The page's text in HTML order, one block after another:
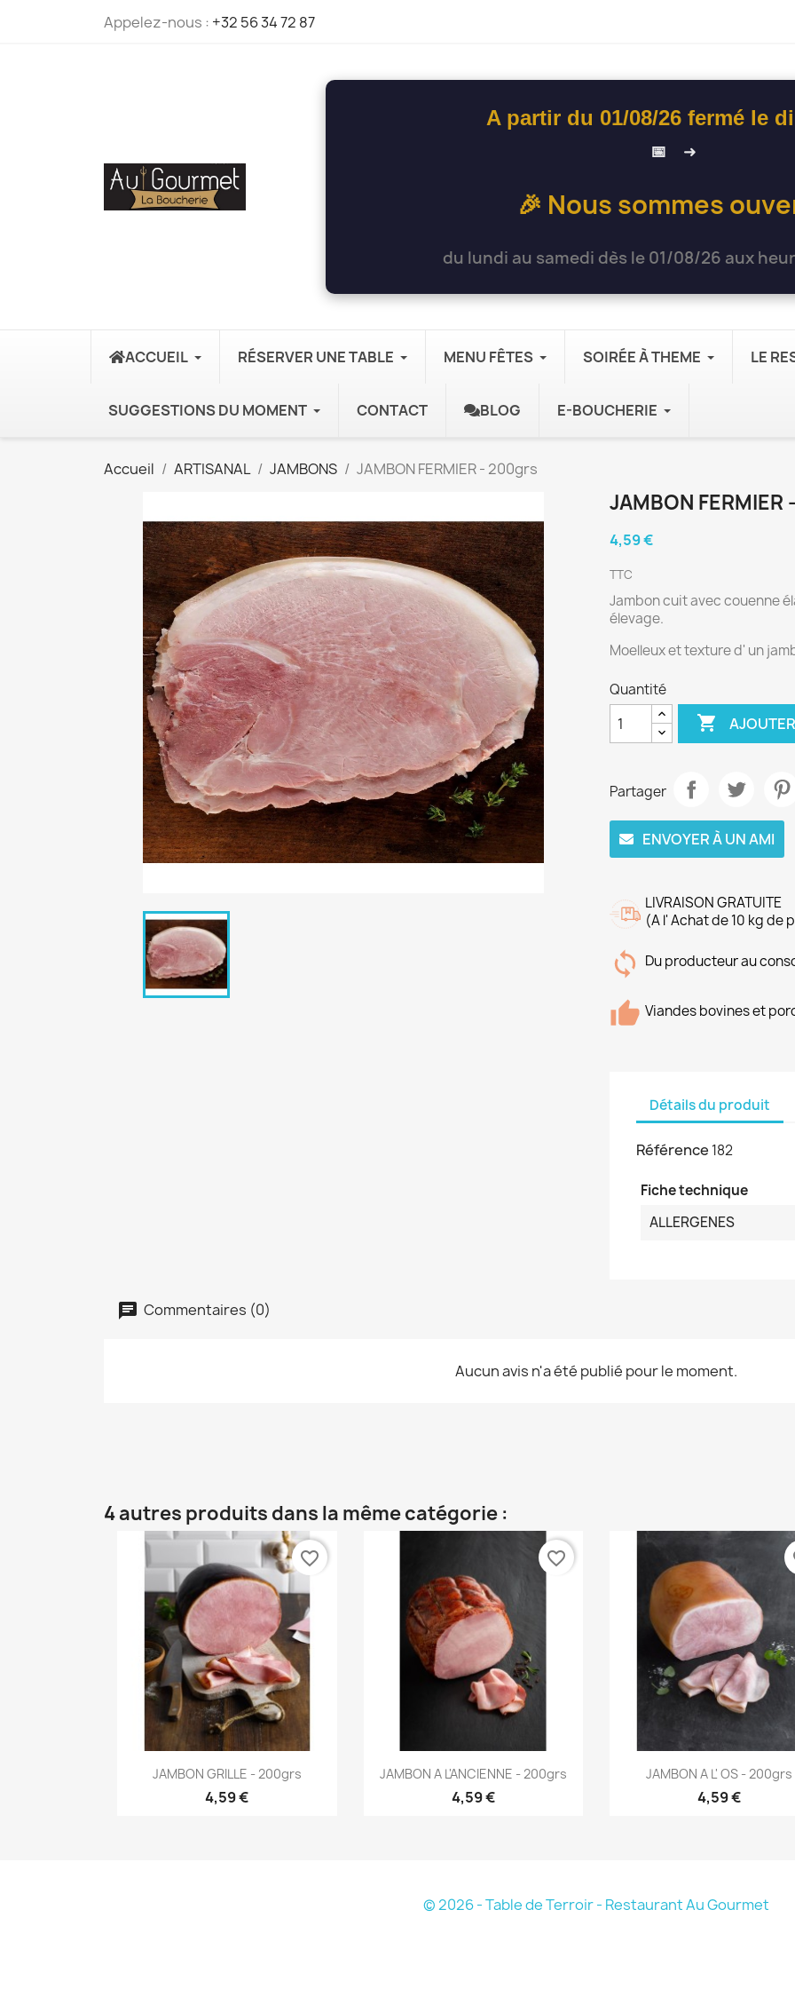
Appelez-nous : +32 56 34 72 87
A partir du 01/08/26 fermé le
📅 ➜
🎉 Nous sommes
du lundi au samedi dès le 01/08/26 aux
ACCUEIL RÉSERVER UNE TABLE MENU FÊTES SOIRÉE À THEME LE
SUGGESTIONS DU MOMENT CONTACT BLOG E-BOUCHERIE
Accueil ARTISANAL JAMBONS JAMBON FERMIER - 200grs
JAMBON FERMIER
4,59 €
TTC
Jambon cuit avec couenne
élevage.
Moelleux et texture d' un
Quantité

Partager
ENVOYER À UN AMI
LIVRAISON GRATUITE
(A l' Achat de 10 kg de
Du producteur au
Viandes bovines et
Détails du produit
Référence 182
Fiche technique
ALLERGENES
Commentaires (0)
Aucun avis n'a été publié pour le moment.
4 autres produits dans la même catégorie :
Aperçu rapide
JAMBON GRILLE - 200grs
4,59 €
favorite_border
 Aperçu rapide
JAMBON A L'ANCIENNE - 200grs
4,59 €
favorite_border
Aperçu rapide
JAMBON A L' OS - 200grs
4,59 €
© 2026 - Table de Terroir - Restaurant Au Gourmet